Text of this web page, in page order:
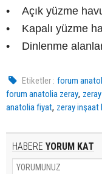
• Açık yüzme
• Kapalı yüzme
• Dinlenme
Etiketler : forum
forum anatolia zeray,
anatolia fiyat, zeray inşaat
HABERE YORUM KAT